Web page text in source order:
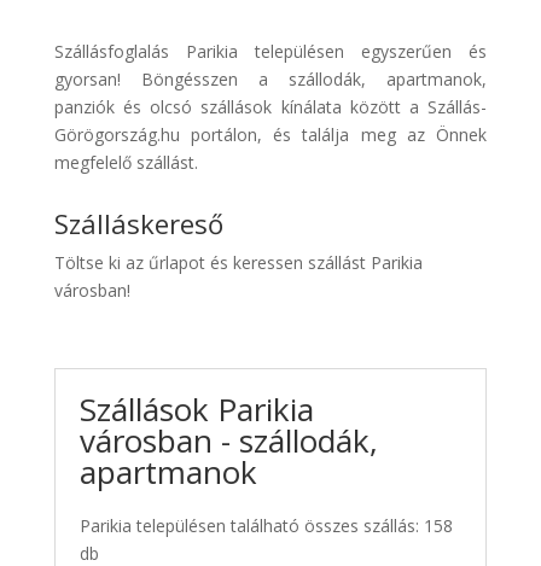
Discover
Cars
Transzfer
Kiwi
Taxi
Szállásfoglalás Parikia településen egyszerűen és
gyorsan! Böngésszen a szállodák, apartmanok,
panziók és olcsó szállások kínálata között a Szállás-
Görögország.hu portálon, és találja meg az Önnek
megfelelő szállást.
Szálláskereső
Töltse ki az űrlapot és keressen szállást Parikia
városban!
Szállások Parikia
városban - szállodák,
apartmanok
Parikia településen található összes szállás: 158
db